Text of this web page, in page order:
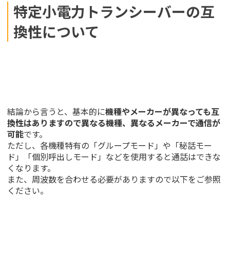
特定小電力トランシーバーの互
換性について
結論から言うと、基本的に機種やメーカーが異なっても互
換性はありますので異なる機種、異なるメーカーで通信が
可能です。
ただし、各機種特有の「グループモード」や「秘話モー
ド」「個別呼出しモード」などを使用すると通話はできな
くなります。
また、周波数を合わせる必要がありますので以下をご参照
ください。